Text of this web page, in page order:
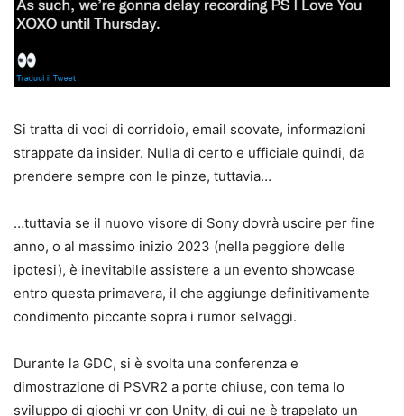
Si tratta di voci di corridoio, email scovate, informazioni
strappate da insider. Nulla di certo e ufficiale quindi, da
prendere sempre con le pinze, tuttavia…
…tuttavia se il nuovo visore di Sony dovrà uscire per fine
anno, o al massimo inizio 2023 (nella peggiore delle
ipotesi), è inevitabile assistere a un evento showcase
entro questa primavera, il che aggiunge definitivamente
condimento piccante sopra i rumor selvaggi.
Durante la GDC, si è svolta una conferenza e
dimostrazione di PSVR2 a porte chiuse, con tema lo
sviluppo di giochi vr con Unity, di cui ne è trapelato un